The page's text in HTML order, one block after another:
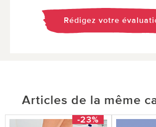
Rédigez votre
Articles de la même
-23%